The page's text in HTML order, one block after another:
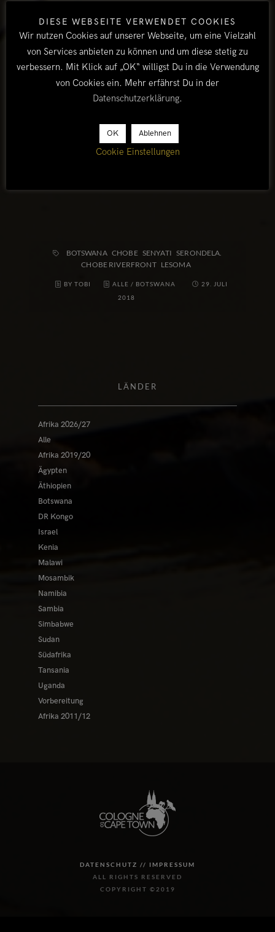
wunderbarer Abenteuerspielplatz und für uns der
definitiv bessere Ort, das Zelt aufzustellen als
irgendwo in Kasane.
Das Senyati Camp liegt 20 Kilometer südlich von
Kasane und ist über eine 3 km lange tiefsandige
BOTSWANA CHOBE SENYATI SERONDELA.
CHOBE RIVERFRONT LESOMA
BY TOBI ALLE / BOTSWANA
29. JULI
2018
LÄNDER
Afrika 2026/27
Alle
Afrika 2019/20
Ägypten
Äthiopien
Botswana
DR Kongo
Israel
Kenia
Malawi
Mosambik
Namibia
Sambia
Simbabwe
Sudan
Südafrika
Tansania
Uganda
Vorbereitung
Afrika 2011/12
DATENSCHUTZ // IMPRESSUM
ALL RIGHTS RESERVED
COPYRIGHT ©2019
DIESE WEBSEITE VERWENDET COOKIES
Wir nutzen Cookies auf unserer Webseite, um eine Vielzahl
von Services anbieten zu können und um diese stetig zu
verbessern. Mit Klick auf „OK“ willigst Du in die Verwendung
von Cookies ein. Mehr erfährst Du in der
Datenschutzerklärung.
OK Ablehnen
Cookie Einstellungen